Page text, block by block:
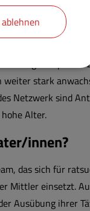
hat
täglich
stark
Netzwerk sind
Alter.
innen?
das sich für
Mittler einsetzt.
Ausübung ihrer